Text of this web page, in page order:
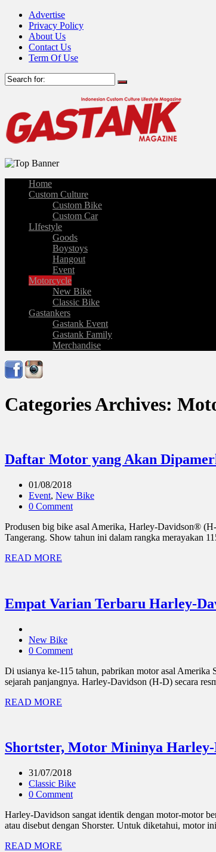
Advertise
Privacy Policy
About Us
Contact Us
Term Of Use
Home
Custom Culture
Custom Bike
Custom Car
LIfestyle
Goods
Boystoys
Hangout
Event
Motorcycle
New Bike
Classic Bike
Gastankers
Gastank Event
Gastank Family
Merchandise
Categories Archives:
Daftar Motor yang Akan
01/08/2018
Event, New Bike
0 Comment
Produsen big bike asal Amerika, Harley-Davidson®
Tangerang. Show tahun ini dalam rangka merayakan
READ MORE
Empat Varian Terbaru Harley-
New Bike
0 Comment
Di usianya ke-115 tahun, pabrikan motor asal
sejarah panjangnya. Harley-Davidson (H-D) secara
READ MORE
Shortster, Motor Mininya Harley-
31/07/2018
Classic Bike
0 Comment
Harley-Davidson sangat identik dengan motor-motor
atau disebut dengan Shorster. Untuk diketahui, motor
READ MORE